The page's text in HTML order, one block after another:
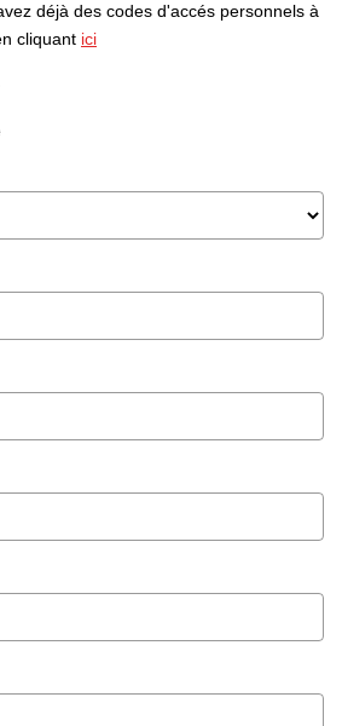
déjà des codes d'accés personnels à
cliquant ici